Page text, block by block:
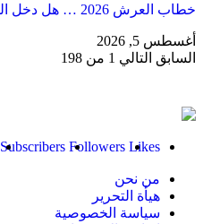
خطاب العرش 2026 … هل دخل المغرب مرحلة الدولة…
أغسطس 5, 2026
السابق التالي 1 من 198
Likes
Followers
Subscribers
من نحن
هيأة التحرير
سياسة الخصوصية